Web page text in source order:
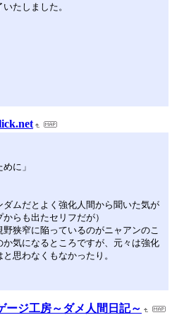
たしました。
に」
ダムだとよく強化人間から聞いた気が
らも出たセリフだが）
狭窄に陥っているのがニャアンのこ
気になるところですが、元々は強化
思わなくもなかったり。
ージ工房～ダメ人間日記～